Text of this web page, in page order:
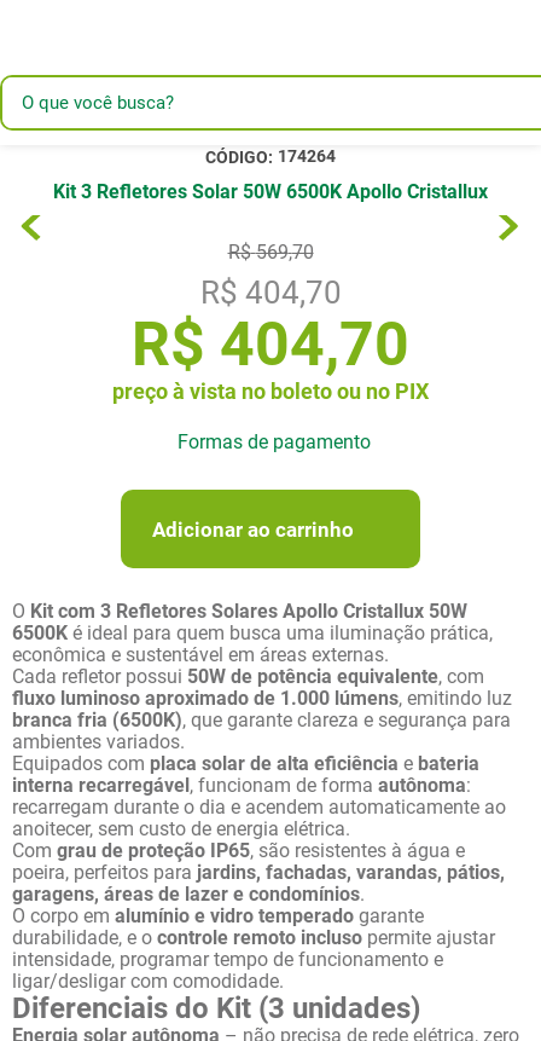
174264
Kit 3 Refletores Solar 50W 6500K Apollo Cristallux
R$ 569,70
R$ 404,70
R$ 404,70
preço à vista no boleto ou no PIX
Formas de pagamento
Adicionar ao carrinho
O Kit com 3 Refletores Solares Apollo Cristallux 50W
6500K é ideal para quem busca uma iluminação prática,
econômica e sustentável em áreas externas.
Cada refletor possui 50W de potência equivalente, com
fluxo luminoso aproximado de 1.000 lúmens, emitindo luz
branca fria (6500K), que garante clareza e segurança para
ambientes variados.
Equipados com placa solar de alta eficiência e bateria
interna recarregável, funcionam de forma autônoma:
recarregam durante o dia e acendem automaticamente ao
anoitecer, sem custo de energia elétrica.
Com grau de proteção IP65, são resistentes à água e
poeira, perfeitos para jardins, fachadas, varandas, pátios,
garagens, áreas de lazer e condomínios.
O corpo em alumínio e vidro temperado garante
durabilidade, e o controle remoto incluso permite ajustar
intensidade, programar tempo de funcionamento e
ligar/desligar com comodidade.
Diferenciais do Kit (3 unidades)
Energia solar autônoma – não precisa de rede elétrica, zero